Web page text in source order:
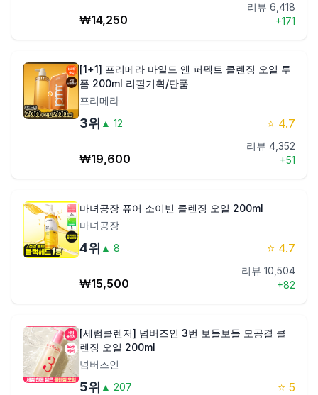
₩14,250
리뷰 6,418
+171
[1+1] 프리메라 마일드 앤 퍼펙트 클렌징 오일 투
폼 200ml 리필기획/단품
프리메라
3위 ▲ 12 ⭐ 4.7
₩19,600
리뷰 4,352
+51
마녀공장 퓨어 소이빈 클렌징 오일 200ml
마녀공장
4위 ▲ 8 ⭐ 4.7
₩15,500
리뷰 10,504
+82
[세럼클렌저] 넘버즈인 3번 보들보들 모공결 클
렌징 오일 200ml
넘버즈인
5위 ▲ 207 ⭐ 5